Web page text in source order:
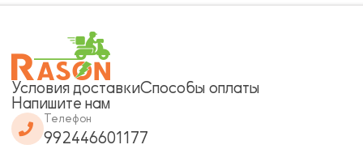
Условия доставкиСпособы оплаты
Напишите нам
Телефон
992446601177